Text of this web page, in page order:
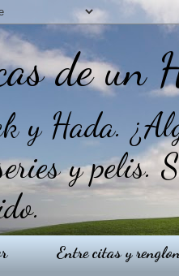
de un
y Hada.
y pelis.
Entre citas y